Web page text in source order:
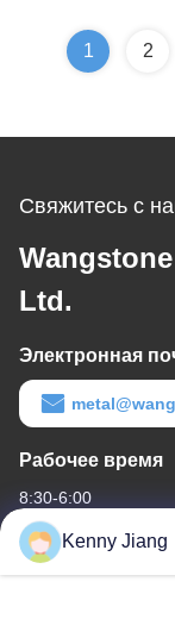
1 2
Свяжитесь с
Ltd.
Электронная
Рабочее время
8:30-6:00
Наш адрес
Отделение 701A,
Kenny Jiang